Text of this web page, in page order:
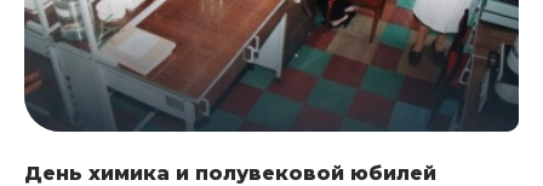
День химика и полувековой юбилей